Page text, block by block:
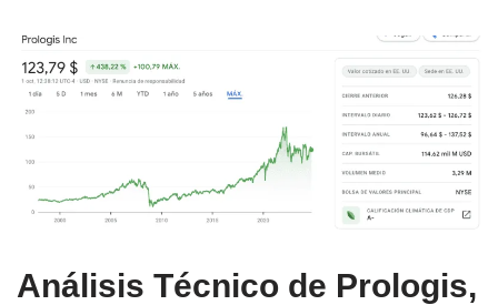
Análisis Técnico de Prologis,